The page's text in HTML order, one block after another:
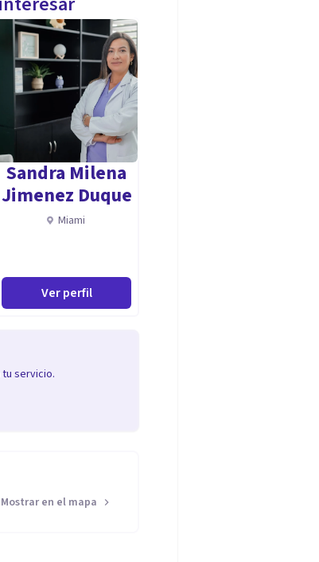
Sandra Milena
Jimenez Duque
Miami
Ver perfil
servicio.
Mostrar en el mapa